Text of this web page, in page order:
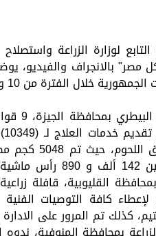
لوزارة الزراعة
في كل مصر" بالانجراف
الفترة من 10 وحتى 16 ديسمبر الجاري.
وخلال
ارشادية، كما
صالحة للاستهلاك
القليوبية، قافلة
كافة التوصيات
كذلك تم المرور على